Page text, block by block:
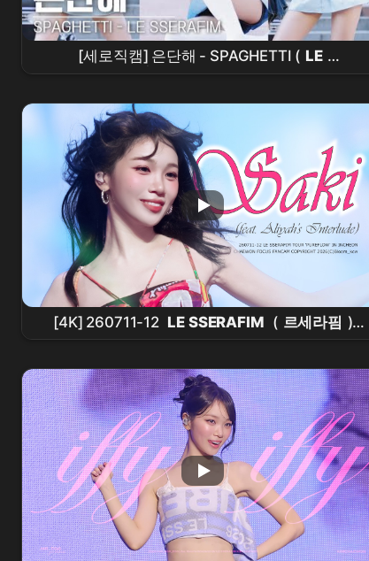
[세로직캠] 은단해 - SPAGHETTI ( LE
SSERAFIM ) | HONGDAE BUSKING 260605
[4K] 260711-12 LE SSERAFIM ( 르세라핌 )
PUREFLOW - 'SAKI (ft. Aliyah's Interlude)'